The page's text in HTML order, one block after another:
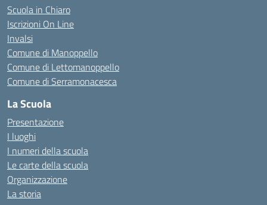
Scuola in Chiaro
Iscrizioni On Line
Invalsi
Comune di Manoppello
Comune di Lettomanoppello
Comune di Serramonacesca
La Scuola
Presentazione
I luoghi
I numeri della scuola
Le carte della scuola
Organizzazione
La storia